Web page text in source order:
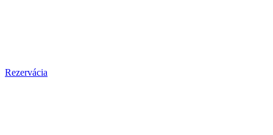
Rezervácia